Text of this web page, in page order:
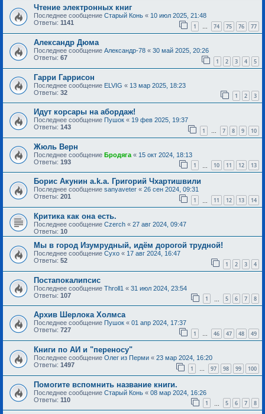
Чтение электронных книг
Последнее сообщение Старый Конь « 10 июл 2025, 21:48
Ответы: 1141 1 … 74 75 76 77
Александр Дюма
Последнее сообщение Александр-78 « 30 май 2025, 20:26
Ответы: 67 1 2 3 4 5
Гарри Гаррисон
Последнее сообщение ELVIG « 13 мар 2025, 18:23
Ответы: 32 1 2 3
Идут корсары на абордаж!
Последнее сообщение Пушок « 19 фев 2025, 19:37
Ответы: 143 1 … 7 8 9 10
Жюль Верн
Последнее сообщение Бродяга « 15 окт 2024, 18:13
Ответы: 193 1 10 11 12 13
Борис Акунин a.k.a. Григорий Чхартишвили
Последнее сообщение sanyaveter « 26 сен 2024, 09:31
Ответы: 201 1 11 12 13 14
Критика как она есть.
Последнее сообщение Czerch « 27 авг 2024, 09:47
Ответы: 10
Мы в город Изумрудный, идём дорогой трудной!
Последнее сообщение Сухо « 17 авг 2024, 16:47
Ответы: 52 1 2 3 4
Постапокалипсис
Последнее сообщение Throll1 « 31 июл 2024, 23:54
Ответы: 107 1 5 6 7 8
Архив Шерлока Холмса
Последнее сообщение Пушок « 01 апр 2024, 17:37
Ответы: 727 1 … 46 47 48 49
Книги по АИ и "переносу"
Последнее сообщение Олег из Перми « 23 мар 2024, 16:20
Ответы: 1497 1 … 97 98 99 100
Помогите вспомнить название книги.
Последнее сообщение Старый Конь « 08 мар 2024, 16:26
Ответы: 110 1 5 6 7 8